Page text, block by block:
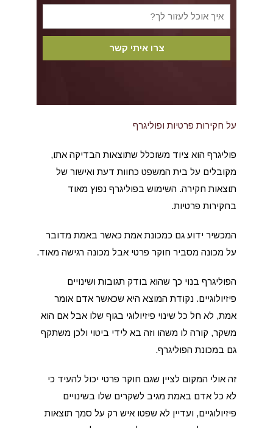
על חקירות פרטיות ופוליגרף
פוליגרף הוא ציוד משוכלל שתוצאות הבדיקה אתו,
מקובלים על בית המשפט כחוות דעת ואישור של
תוצאות חקירה. השימוש בפוליגרף נפוץ מאוד
בחקירות פרטיות.
המכשיר ידוע גם כמכונת אמת כאשר באמת מדובר
על מכונה מסביר חוקר פרטי אבל מכונה רגישה מאוד.
הפוליגרף בנוי כך שהוא בודק תגובות ושינויים
פיזיולוגיים. נקודת המוצא היא שכאשר אדם אומר
אמת, לא חל כל שינוי פיזיולוגי בגוף שלו אבל אם הוא
משקר, קורה לו משהו וזה בא לידי ביטוי ולכן משתקף
גם במכונת הפוליגרף.
זה אולי המקום לציין שגם חוקר פרטי יכול להעיד כי
לא כל אדם באמת מגיב לשקרים שלו בשינויים
פיזיולוגיים, ועדיין לא שפטו איש רק על סמך תוצאות